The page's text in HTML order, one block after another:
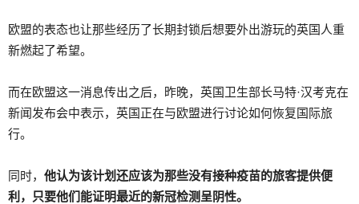
欧盟的表态也让那些经历了长期封锁后想要外出游玩的英国人重
新燃起了希望。
而在欧盟这一消息传出之后，昨晚，英国卫生部长马特·汉考克在
新闻发布会中表示，英国正在与欧盟进行讨论如何恢复国际旅
行。
同时， 他认为该计划还应该为那些没有接种疫苗的旅客提供便
利，只要他们能证明最近的新冠检测呈阴性。